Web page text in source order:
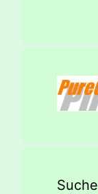
Suche